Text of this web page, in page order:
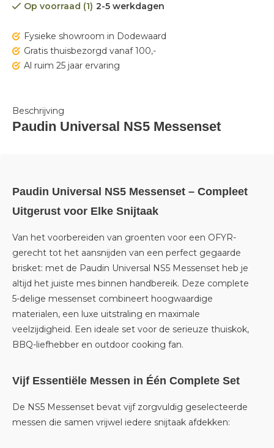
Op voorraad (1) 2-5 werkdagen
Fysieke showroom in Dodewaard
Gratis thuisbezorgd vanaf 100,-
Al ruim 25 jaar ervaring
Beschrijving
Paudin Universal NS5 Messenset
Paudin Universal NS5 Messenset – Compleet
Uitgerust voor Elke Snijtaak
Van het voorbereiden van groenten voor een OFYR-
gerecht tot het aansnijden van een perfect gegaarde
brisket: met de Paudin Universal NS5 Messenset heb je
altijd het juiste mes binnen handbereik. Deze complete
5-delige messenset combineert hoogwaardige
materialen, een luxe uitstraling en maximale
veelzijdigheid. Een ideale set voor de serieuze thuiskok,
BBQ-liefhebber en outdoor cooking fan.
Vijf Essentiële Messen in Één Complete Set
De NS5 Messenset bevat vijf zorgvuldig geselecteerde
messen die samen vrijwel iedere snijtaak afdekken: